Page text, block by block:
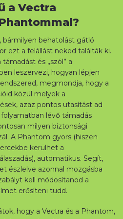
a Vectra
bármilyen behatolást gátló
ezt a felállást neked találták ki.
és „szól” a
leszervezi, hogyan lépjen
megmondja, hogy a
közül melyek a
azaz pontos utasítást ad
lévő támadás
milyen biztonsági
A Phantom gyors (hiszen
kerülhet a
automatikus. Segít,
észlelve azonnal mozgásba
kell módosítanod a
erősíteni tudd.
hogy a Vectra és a Phantom,